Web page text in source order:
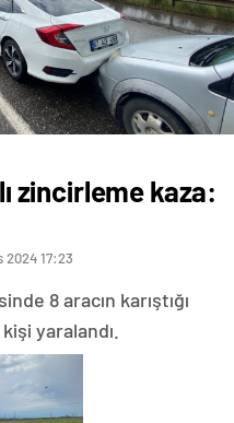
zincirleme kaza:
2024 17:23
8 aracın karıştığı
yaralandı.